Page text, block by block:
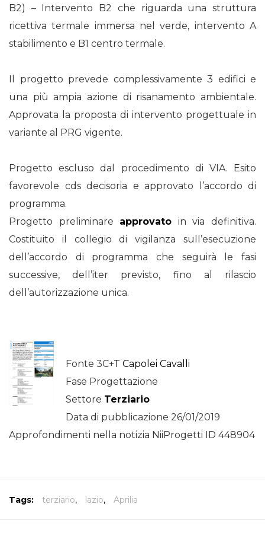
B2) – Intervento B2 che riguarda una struttura
ricettiva termale immersa nel verde, intervento A
stabilimento e B1 centro termale.
Il progetto prevede complessivamente 3 edifici e
una più ampia azione di risanamento ambientale.
Approvata la proposta di intervento progettuale in
variante al PRG vigente.
Progetto escluso dal procedimento di VIA. Esito
favorevole cds decisoria e approvato l’accordo di
programma.
Progetto preliminare approvato in via definitiva.
Costituito il collegio di vigilanza sull’esecuzione
dell’accordo di programma che seguirà le fasi
successive, dell’iter previsto, fino al rilascio
dell’autorizzazione unica.
Fonte 3C+T Capolei Cavalli
Fase Progettazione
Settore Terziario
Data di pubblicazione 26/01/2019
Approfondimenti nella notizia NiiProgetti ID 448904
Tags: terziario, lazio, Aprilia